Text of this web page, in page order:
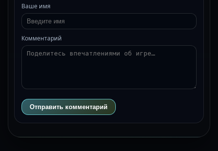
Ваше имя
Комментарий
Отправить комментарий